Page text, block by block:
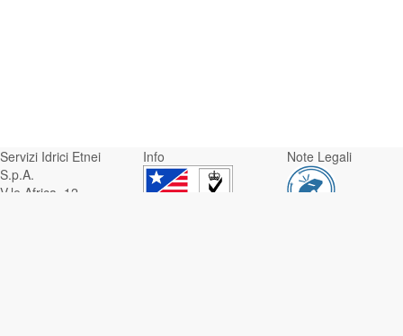
Servizi Idrici Etnei
S.p.A.
V.le Africa, 12 -
Info Note Legali